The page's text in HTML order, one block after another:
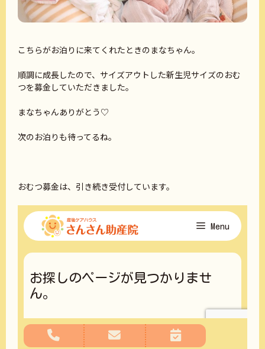
こちらがお泊りに来てくれたときのまなちゃん。
順調に成長したので、サイズアウトした新生児サイズのおむ
つを募金していただきました。
まなちゃんありがとう♡
次のお泊りも待ってるね。
おむつ募金は、引き続き受付しています。